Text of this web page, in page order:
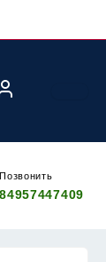
Позвонить
84957447409